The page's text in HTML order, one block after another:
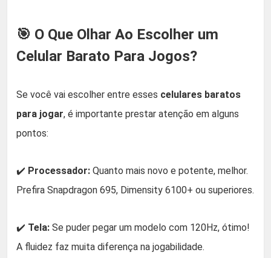
🎯 O Que Olhar Ao Escolher um
Celular Barato Para Jogos?
Se você vai escolher entre esses celulares baratos
para jogar, é importante prestar atenção em alguns
pontos:
✔️ Processador: Quanto mais novo e potente, melhor.
Prefira Snapdragon 695, Dimensity 6100+ ou superiores.
✔️ Tela: Se puder pegar um modelo com 120Hz, ótimo!
A fluidez faz muita diferença na jogabilidade.